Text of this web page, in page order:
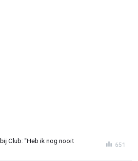
Club: "Heb ik nog nooit
651